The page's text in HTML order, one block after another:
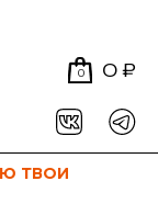
0 0 ₽
ТВОИ